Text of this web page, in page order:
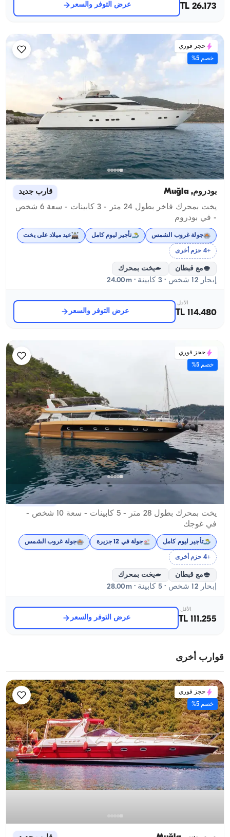
26.173 TL عرض التوفر والسعر
حجز فوري
خصم 5%
بودروم, Muğla قارب جديد
يخت بمحرك فاخر بطول 24 متر - 3 كابينات - سعة 6 شخص
- في بودروم
جولة غروب الشمس تأجير ليوم كامل عيد ميلاد على يخت
+4 حزم أخرى
مع قبطان يخت بمحرك
إبحار 12 شخص · 3 كابينة · 24.00m
الأقل
114.480 TL عرض التوفر والسعر
حجز فوري
خصم 5%
قارب جديد
يخت بمحرك بطول 28 متر - 5 كابينات - سعة 10 شخص -
في غوجك
تأجير ليوم كامل جولة في 12 جزيرة جولة غروب الشمس
+4 حزم أخرى
مع قبطان يخت بمحرك
إبحار 12 شخص · 5 كابينة · 28.00m
الأقل
111.255 TL عرض التوفر والسعر
قوارب أخرى
حجز فوري
خصم 5%